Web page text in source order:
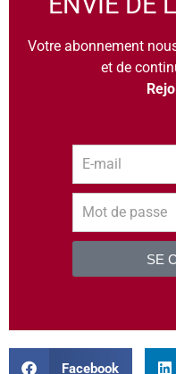
Votre abonnement
et de
SE
Facebook